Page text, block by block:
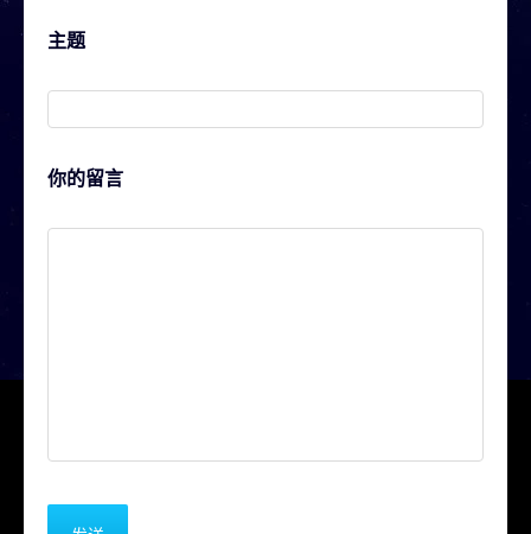
主题
你的留言